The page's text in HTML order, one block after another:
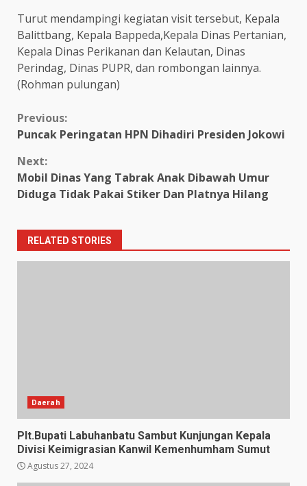
Turut mendampingi kegiatan visit tersebut, Kepala
Balittbang, Kepala Bappeda,Kepala Dinas Pertanian,
Kepala Dinas Perikanan dan Kelautan, Dinas
Perindag, Dinas PUPR, dan rombongan lainnya.
(Rohman pulungan)
Continue
Reading
Previous:
Puncak Peringatan HPN Dihadiri Presiden Jokowi
Next:
Mobil Dinas Yang Tabrak Anak Dibawah Umur
Diduga Tidak Pakai Stiker Dan Platnya Hilang
RELATED STORIES
Daerah
Plt.Bupati Labuhanbatu Sambut Kunjungan Kepala
Divisi Keimigrasian Kanwil Kemenhumham Sumut
Agustus 27, 2024